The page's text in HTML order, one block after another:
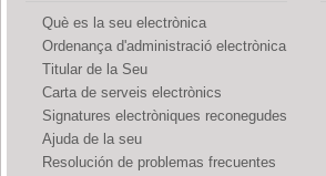
Què es la seu electrònica
Ordenança d'administració electrònica
Titular de la Seu
Carta de serveis electrònics
Signatures electròniques reconegudes
Ajuda de la seu
Resolución de problemas frecuentes